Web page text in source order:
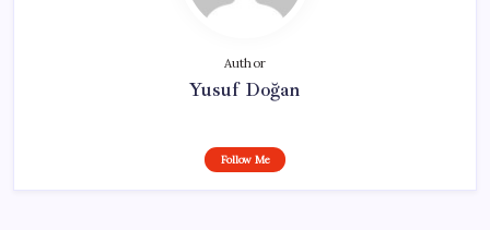
Author
Yusuf Doğan
Follow Me